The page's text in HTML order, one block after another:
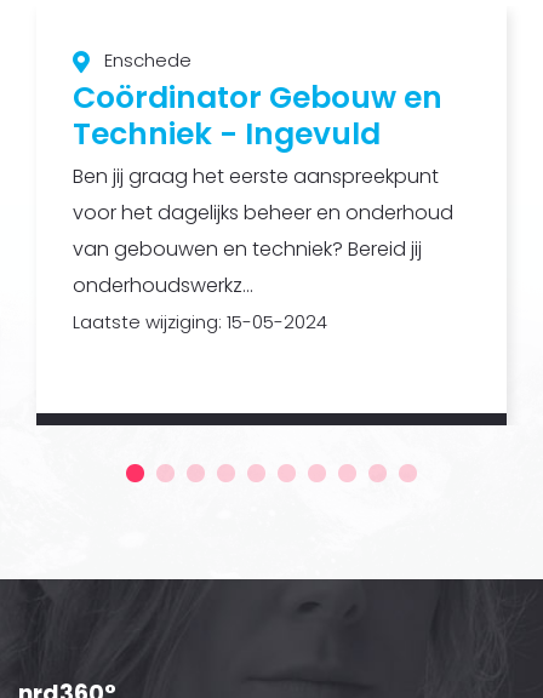
Enschede
Coördinator Gebouw en
Techniek - Ingevuld
Ben jij graag het eerste aanspreekpunt
voor het dagelijks beheer en onderhoud
van gebouwen en techniek? Bereid jij
onderhoudswerkz...
Laatste wijziging: 15-05-2024